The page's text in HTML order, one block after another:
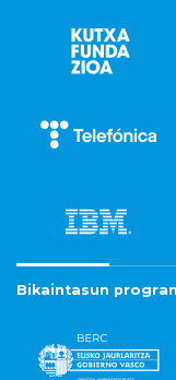
Bikaintasun